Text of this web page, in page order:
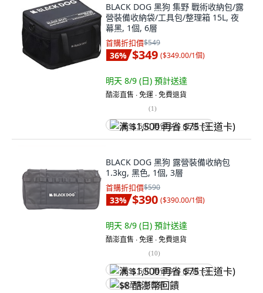
BLACK DOG 黑狗 集野 戰術收納包/露
營裝備收納袋/工具包/整理箱 15L, 夜
幕黑, 1個, 6層
首購折扣價$549
36% $349 ($349.00/1個)
明天 8/9 (日) 預計送達
酷澎直售 ∙ 免運 ∙ 免費退貨
(1)
满 $1,500 再省 $75 (王道卡)
BLACK DOG 黑狗 露營裝備收納包
1.3kg, 黑色, 1個, 3層
首購折扣價$590
33% $390 ($390.00/1個)
明天 8/9 (日) 預計送達
酷澎直售 ∙ 免運 ∙ 免費退貨
(10)
满 $1,500 再省 $75 (王道卡)
$8 酷澎幣回饋